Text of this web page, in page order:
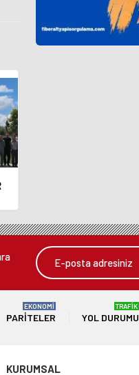
PARITELER
EKONOMİ
YOL DURUMU
TRAFİK
KURUMSAL